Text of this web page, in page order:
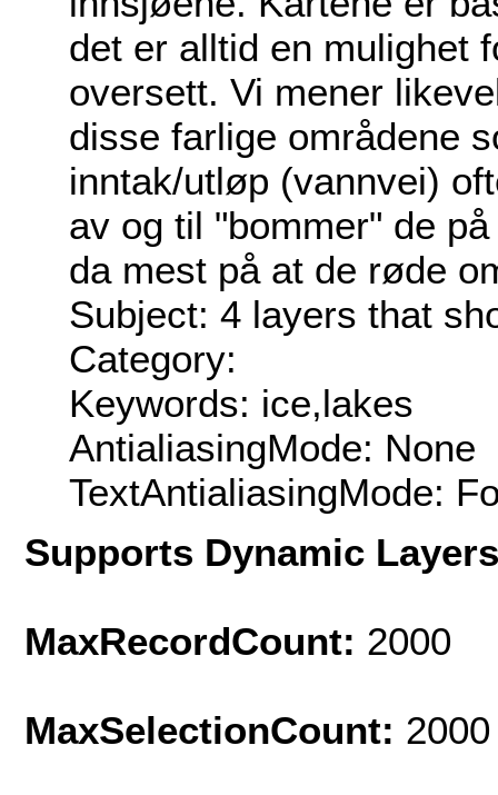
det er alltid en mulighet
oversett. Vi mener
disse farlige områdene
inntak/utløp (vannvei)
av og til "bommer" de
da mest på at de røde
Subject: 4 layers that
Category:
Keywords: ice,lakes
AntialiasingMode: None
TextAntialiasingMode:
Supports Dynamic
MaxRecordCount: 2000
MaxSelectionCount: 2000